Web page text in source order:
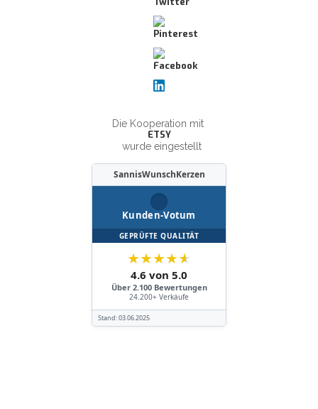
Die Kooperation mit
ETSY
wurde eingestellt
SannisWunschKerzen
Kunden-Votum
GEPRÜFTE QUALITÄT
★★★★★
4.6 von 5.0
Über 2.100 Bewertungen
24.200+ Verkäufe
Stand:03.06.2025